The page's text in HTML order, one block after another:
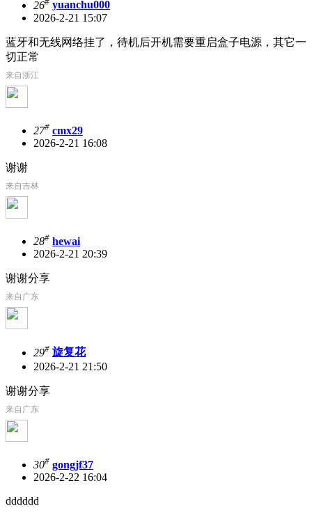
26
yuanchu000
2026-2-21 15:07
蓝牙和无线网络挂了，待机后开机需要重启盒子电源，其它一
切正常
来自浙江
27# cmx29
2026-2-21 16:08
谢谢
来自吉林
28# hewai
2026-2-21 20:39
谢谢分享
来自广东
29# 旋复花
2026-2-21 21:50
谢谢分享
来自广东
30# gongjf37
2026-2-22 16:04
dddddd